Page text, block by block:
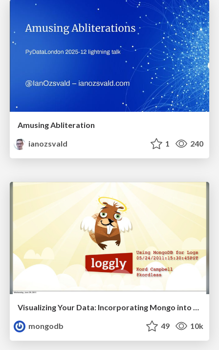
Amusing Abliteration
ianozsvald
1 240
Visualizing Your Data: Incorporating Mongo into Loggly Infrastructure
mongodb
49 10k